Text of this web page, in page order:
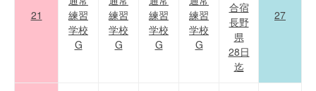
21
練習
学校
G
練習
学校
G
練習
学校
G
練習
学校
G
合宿
長野
県
28日
迄
27